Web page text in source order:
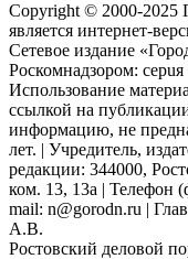
Copyright © 2000-2025
является интернет-
Сетевое издание
Роскомнадзором:
Использование
ссылкой на
информацию, не
лет. | Учредитель,
редакции: 344000,
ком. 13, 13а | Телефон
mail: n@gorodn.ru |
А.В.
Ростовский деловой